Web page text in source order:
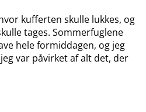
kufferten skulle lukkes, og
tages. Sommerfuglene
hele formiddagen, og jeg
var påvirket af alt det, der